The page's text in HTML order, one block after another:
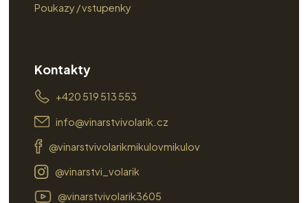
Poukazy / vstupenky
Kontakty
+420 519 513 553
info@vinarstvivolarik.cz
@vinarstvivolarikmikulovmikulov
@vinarstvi_volarik
@vinarstvivolarik3605